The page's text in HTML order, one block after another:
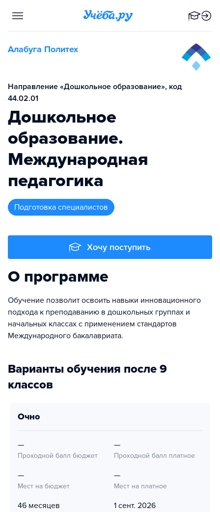
Алабуга Политех
Направление «Дошкольное образование», код
44.02.01
Дошкольное
образование.
Международная
педагогика
подготовка специалистов
Хочу поступить
О программе
Обучение позволит освоить навыки инновационного
подхода к преподаванию в дошкольных группах и
начальных классах с применением стандартов
Международного бакалавриата.
Варианты обучения после 9
классов
очно
—
Проходной балл бюджет
—
Проходной балл платное
—
Мест на бюджет
—
Мест на платное
46 месяцев 1 сент. 2026